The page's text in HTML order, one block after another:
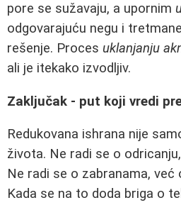
pore se sužavaju, a upornim
odgovarajuću negu i
rešenje. Proces uklanjanju
ali je itekako izvodljiv.
Zaključak - put koji vredi
Redukovana ishrana nije
života. Ne radi se o
Ne radi se o zabranama,
Kada se na to doda briga o